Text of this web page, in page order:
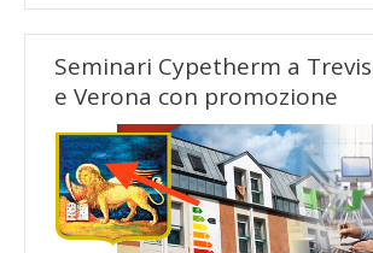
Seminari Cypetherm a
e Verona con promozione